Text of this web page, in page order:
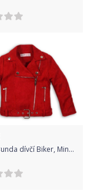
Minoti Bunda dívčí Biker, Minoti, REBEL 11, červená - 152/158